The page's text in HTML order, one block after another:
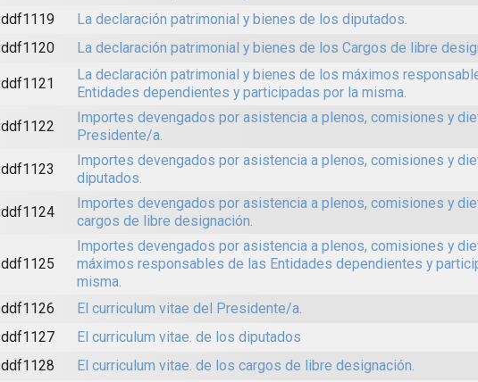
ddf1119
La declaración patrimonial y bienes de los diputados.
ddf1120
La declaración patrimonial y bienes de los Cargos de libre
ddf1121
La declaración patrimonial y bienes de los máximos
Entidades dependientes y participadas por la misma.
ddf1122
Importes devengados por asistencia a plenos, comisiones y
Presidente/a.
ddf1123
Importes devengados por asistencia a plenos, comisiones y
diputados.
ddf1124
Importes devengados por asistencia a plenos, comisiones y
cargos de libre designación.
ddf1125
Importes devengados por asistencia a plenos, comisiones y
máximos responsables de las Entidades dependientes y
misma.
ddf1126
El curriculum vitae del Presidente/a.
ddf1127
El curriculum vitae. de los diputados
ddf1128
El curriculum vitae. de los cargos de libre designación.